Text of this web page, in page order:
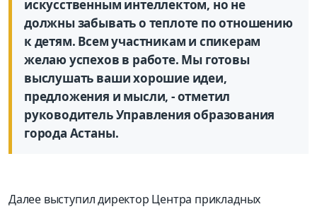
искусственным интеллектом, но не
должны забывать о теплоте по отношению
к детям. Всем участникам и спикерам
желаю успехов в работе. Мы готовы
выслушать ваши хорошие идеи,
предложения и мысли, - отметил
руководитель Управления образования
города Астаны.
Далее выступил директор Центра прикладных